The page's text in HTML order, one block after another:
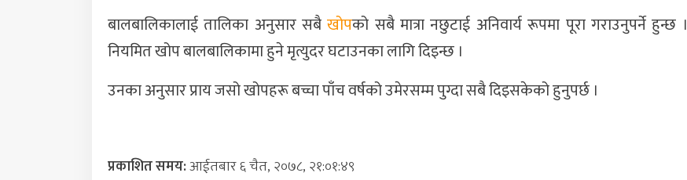
बालबालिकालाई तालिका अनुसार सबैखोपको सबै मात्रा नछुटाई अनिवार्य रूपमा पूरा गराउनुपर्ने हुन्छ ।
नियमित खोप बालबालिकामा हुने मृत्युदर घटाउनका लागि दिइन्छ ।
उनका अनुसार प्राय जसो खोपहरू बच्चा पाँच वर्षको उमेरसम्म पुग्दा सबै दिइसकेको हुनुपर्छ ।
प्रकाशित समय:आईतबार ६ चैत, २०७८, २१:०१:४९